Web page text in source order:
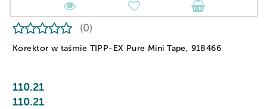
Korektor w taśmie TIPP-EX Pure Mini Tape, 918466
(0)
110.21
110.21